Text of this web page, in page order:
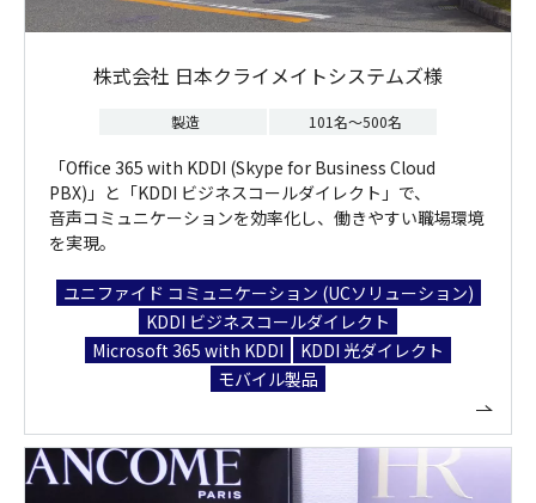
株式会社 日本クライメイトシステムズ様
製造 101名～500名
「Office 365 with KDDI (Skype for Business Cloud
PBX)」と「KDDI ビジネスコールダイレクト」で、
音声コミュニケーションを効率化し、働きやすい職場環境
を実現。
ユニファイド コミュニケーション (UCソリューション)
KDDI ビジネスコールダイレクト
Microsoft 365 with KDDI
KDDI 光ダイレクト
モバイル製品